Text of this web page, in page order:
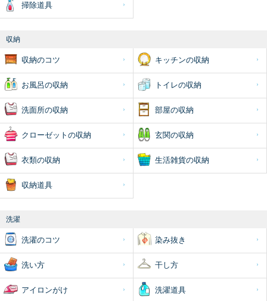
掃除道具
収納
収納のコツ キッチンの収納
お風呂の収納 トイレの収納
洗面所の収納 部屋の収納
クローゼットの収納 玄関の収納
衣類の収納 生活雑貨の収納
収納道具
洗濯
洗濯のコツ 染み抜き
洗い方 干し方
アイロンがけ 洗濯道具